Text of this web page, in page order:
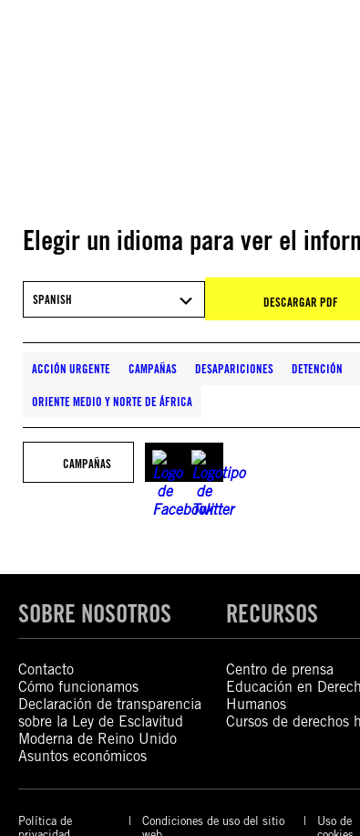
Elegir un idioma para ver el
SPANISH DESCARGAR PDF
ACCIÓN URGENTE CAMPAÑAS DESAPARICIONES DETENCIÓN
ORIENTE MEDIO Y NORTE DE ÁFRICA
CAMPAÑAS
SOBRE NOSOTROS
Contacto
Cómo funcionamos
Declaración de transparencia
sobre la Ley de Esclavitud
Moderna de Reino Unido
Asuntos económicos
RECURSOS
Centro de prensa
Educación en
Humanos
Cursos de derechos
Política de
Condiciones de uso del sitio
Uso de